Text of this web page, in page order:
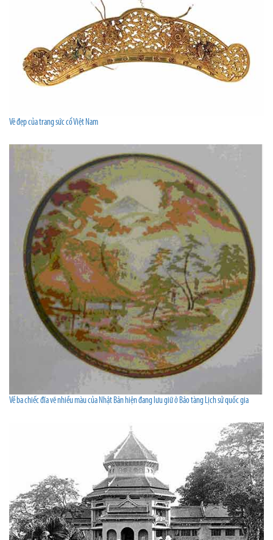
Vẻ đẹp của trang sức cổ Việt Nam
Về ba chiếc đĩa vẽ nhiều màu của Nhật Bản hiện đang lưu giữ ở Bảo tàng Lịch sử quốc gia